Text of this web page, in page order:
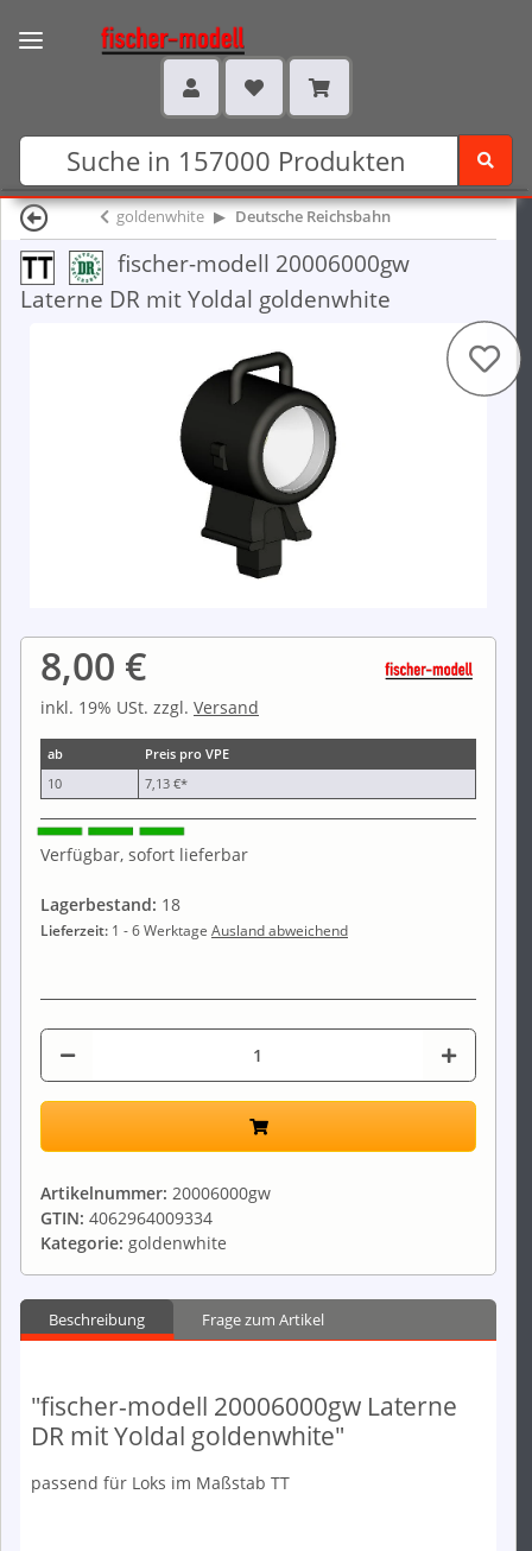
goldenwhite Deutsche Reichsbahn
fischer-modell 20006000gw
Laterne DR mit Yoldal goldenwhite
8,00 €
inkl. 19% USt. zzgl. Versand
ab
Preis pro VPE
10
7,13 €*
Verfügbar, sofort lieferbar
Lagerbestand: 18
Lieferzeit: 1 - 6 Werktage Ausland abweichend
Artikelnummer: 20006000gw
GTIN: 4062964009334
Kategorie: goldenwhite
Beschreibung Frage zum Artikel
"fischer-modell 20006000gw Laterne
DR mit Yoldal goldenwhite"
passend für Loks im Maßstab TT